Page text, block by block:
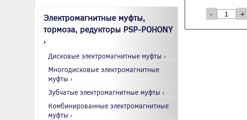
Электромагнитные муфты,
тормоза, редукторы PSP-POHONY
›
Дисковые электромагнитные муфты ›
Многодисковые электромагнитные
муфты ›
Зубчатые электромагнитные муфты ›
Комбинированные электромагнитные
муфты ›
- +